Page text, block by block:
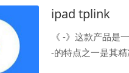
ipad tplink
《 -》这款产品是
-的特点之一是其